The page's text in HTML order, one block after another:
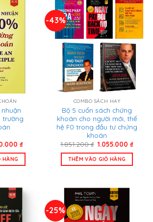
trường
₫.
₫Giá
tại
HÀNG
-43%
COMBO SÁCH HAY
Bộ 5 cuốn sách chứng
khoán cho người mới, thế
hệ F0 trong đầu tư chứng
khoán
1.851.200₫ Giá
là:
1.851.200 ₫.
1.055.000₫Giá
THÊM VÀO GIỎ HÀNG
-25%